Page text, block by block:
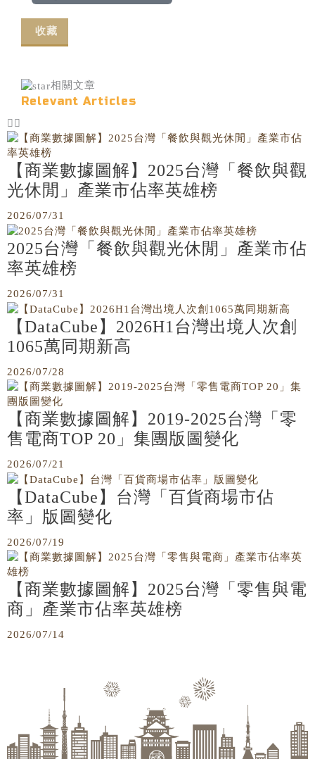
收藏
相關文章
Relevant Articles
【商業數據圖解】2025台灣「餐飲與觀
光休閒」產業市佔率英雄榜
2026/07/31
2025台灣「餐飲與觀光休閒」產業市佔
率英雄榜
2026/07/31
【DataCube】2026H1台灣出境人次創
1065萬同期新高
2026/07/28
【商業數據圖解】2019-2025台灣「零
售電商TOP 20」集團版圖變化
2026/07/21
【DataCube】台灣「百貨商場市佔
率」版圖變化
2026/07/19
【商業數據圖解】2025台灣「零售與電
商」產業市佔率英雄榜
2026/07/14